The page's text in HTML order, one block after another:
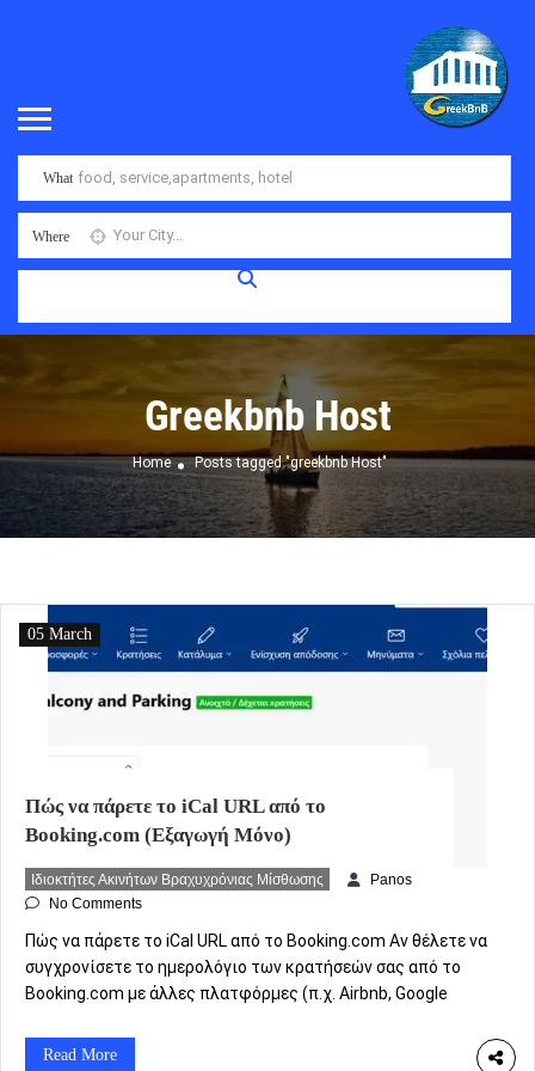
What
Where
Greekbnb Host
Home Posts tagged "greekbnb Host"
Πώς να πάρετε το iCal URL από το
Booking.com (Εξαγωγή Μόνο)
05 March
Ιδιοκτήτες Ακινήτων Βραχυχρόνιας Μίσθωσης
Panos
No Comments
Πώς να πάρετε το iCal URL από το Booking.com Αν θέλετε να
συγχρονίσετε το ημερολόγιο των κρατήσεών σας από το
Booking.com με άλλες πλατφόρμες (π.χ. Airbnb, Google
Παρακάτω θα δείτε πώς να εξάγετε το iCal link από το
Read More